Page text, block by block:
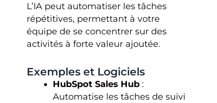
L’IA peut automatiser les tâches
répétitives, permettant à votre
équipe de se concentrer sur des
activités à forte valeur ajoutée.
Exemples et Logiciels
HubSpot Sales Hub:
Automatise les tâches de suivi